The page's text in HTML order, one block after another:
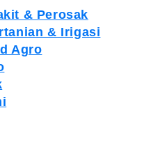
& Perosak
& Irigasi
Agro